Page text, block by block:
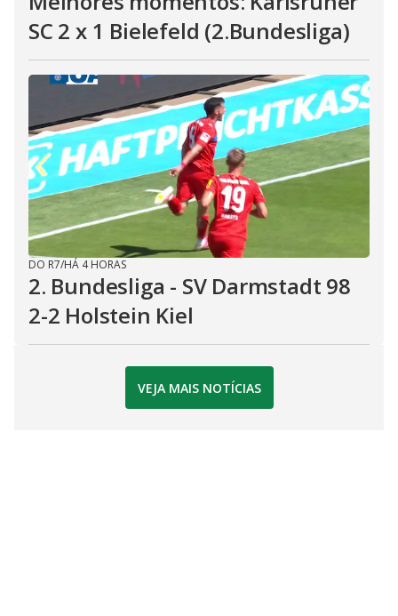
SC 2 x 1 Bielefeld (2.Bundesliga)
DO R7/HÁ 4 HORAS
2. Bundesliga - SV Darmstadt 98
2-2 Holstein Kiel
VEJA MAIS NOTÍCIAS